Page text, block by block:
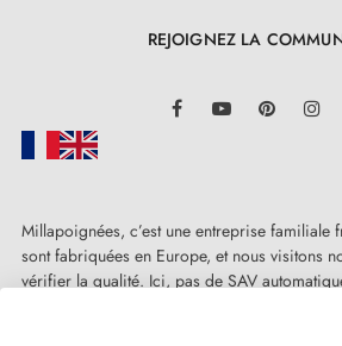
REJOIGNEZ LA
FacebookYouTube Pinterest
Millapoignées, c’est une entreprise familiale
sont fabriquées en Europe, et nous visitons
vérifier la qualité. Ici, pas de SAV